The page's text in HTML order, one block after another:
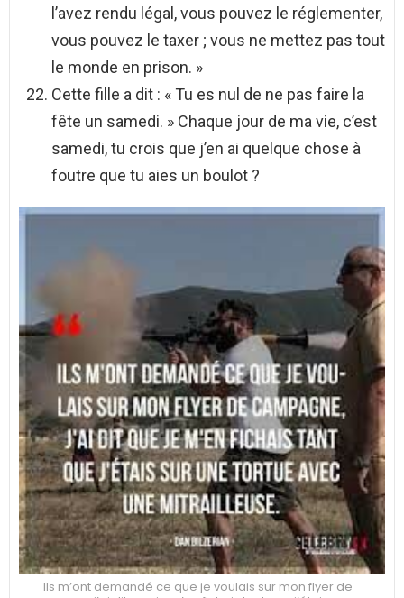
l’avez rendu légal, vous pouvez le réglementer,
vous pouvez le taxer ; vous ne mettez pas tout
le monde en prison. »
Cette fille a dit : « Tu es nul de ne pas faire la
fête un samedi. » Chaque jour de ma vie, c’est
samedi, tu crois que j’en ai quelque chose à
foutre que tu aies un boulot ?
Ils m’ont demandé ce que je voulais sur mon flyer de